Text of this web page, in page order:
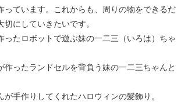
っています。これからも、周りの物をできるだ
にしていきたいです。
ったロボットで遊ぶ妹の一二三（いろは）ちゃ
作ったランドセルを背負う妹の一二三ちゃんと
が手作りしてくれたハロウィンの髪飾り。